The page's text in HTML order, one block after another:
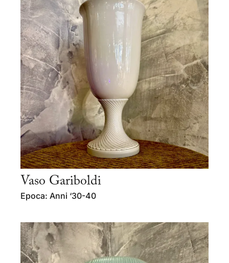
Vaso Gariboldi
Epoca: Anni ‘30-40